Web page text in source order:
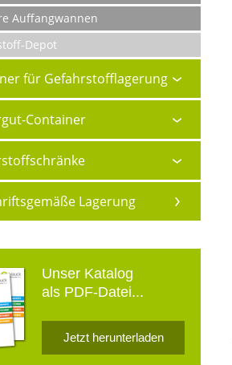
Auffangwannen
Depot
für Gefahrstofflagerung
Container
Lagerung
Unser Katalog
als PDF-Datei...
Jetzt herunterladen